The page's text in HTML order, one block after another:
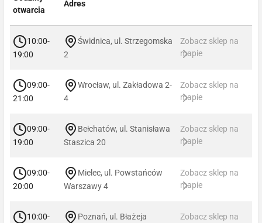
otwarcia
Adres
10:00-
19:00
Świdnica, ul. Strzegomska
2
Zobacz sklep na
mapie
09:00-
21:00
Wrocław, ul. Zakładowa 2-
4
Zobacz sklep na
mapie
09:00-
19:00
Bełchatów, ul. Stanisława
Staszica 20
Zobacz sklep na
mapie
09:00-
20:00
Mielec, ul. Powstańców
Warszawy 4
Zobacz sklep na
mapie
10:00-
Poznań, ul. Błażeja
Zobacz sklep na